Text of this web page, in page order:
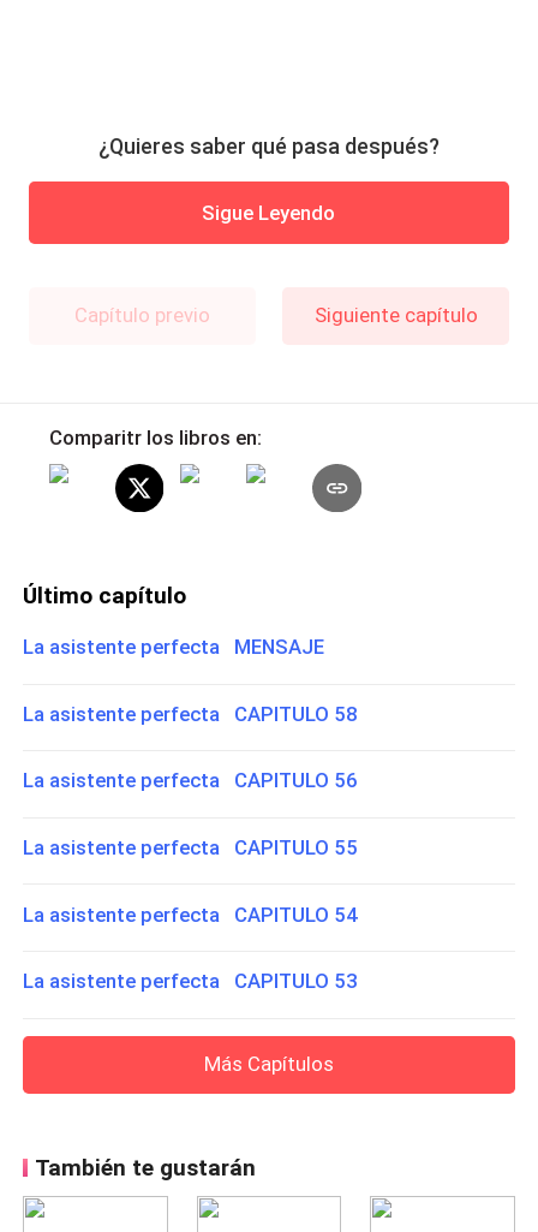
¿Quieres saber qué pasa después?
Sigue Leyendo
Capítulo previo Siguiente capítulo
Comparitr los libros en:
Último capítulo
La asistente perfecta MENSAJE
La asistente perfecta CAPITULO 58
La asistente perfecta CAPITULO 56
La asistente perfecta CAPITULO 55
La asistente perfecta CAPITULO 54
La asistente perfecta CAPITULO 53
Más Capítulos
También te gustarán